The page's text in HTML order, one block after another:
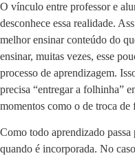
O vínculo entre professor e
desconhece essa realidade.
melhor ensinar conteúdo do
ensinar, muitas vezes, esse
processo de aprendizagem.
precisa “entregar a folhinha”
momentos como o de troca de
Como todo aprendizado
quando é incorporada. No